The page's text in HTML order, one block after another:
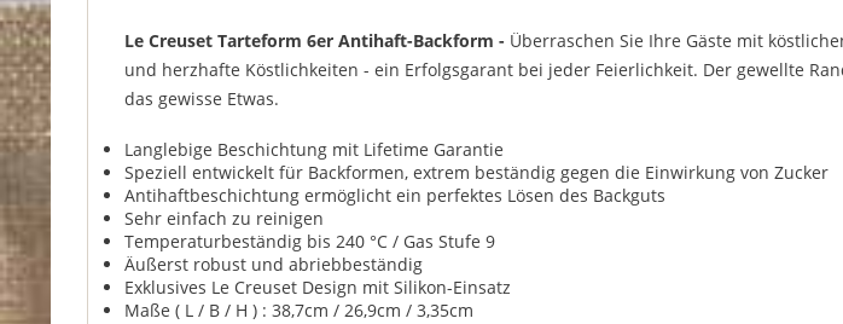
Le Creuset Tarteform 6er Antihaft-Backform - Überraschen Sie Ihre Gäste mit
und herzhafte Köstlichkeiten - ein Erfolgsgarant bei jeder Feierlichkeit. Der gewellte
das gewisse Etwas.
Langlebige Beschichtung mit Lifetime Garantie
Speziell entwickelt für Backformen, extrem beständig gegen die Einwirkung von Zucker
Antihaftbeschichtung ermöglicht ein perfektes Lösen des Backguts
Sehr einfach zu reinigen
Temperaturbeständig bis 240 °C / Gas Stufe 9
Äußerst robust und abriebbeständig
Exklusives Le Creuset Design mit Silikon-Einsatz
Maße ( L / B / H ) : 38,7cm / 26,9cm / 3,35cm